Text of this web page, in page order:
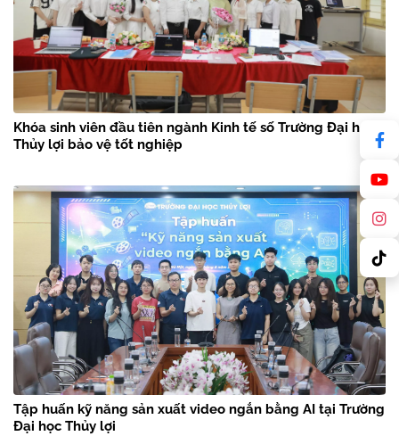
Khóa sinh viên đầu tiên ngành Kinh tế số Trường Đại học
Thủy lợi bảo vệ tốt nghiệp
Tập huấn kỹ năng sản xuất video ngắn bằng AI tại Trường
Đại học Thủy lợi